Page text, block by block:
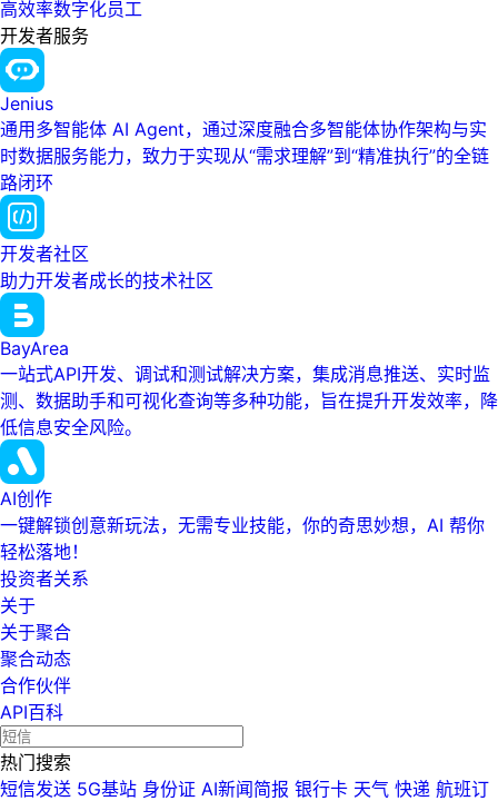
高效率数字化员工
开发者服务
Jenius
通用多智能体 AI Agent，通过深度融合多智能体协作架构与实
时数据服务能力，致力于实现从“需求理解”到“精准执行”的全链
路闭环
开发者社区
助力开发者成长的技术社区
BayArea
一站式API开发、调试和测试解决方案，集成消息推送、实时监
测、数据助手和可视化查询等多种功能，旨在提升开发效率，降
低信息安全风险。
AI创作
一键解锁创意新玩法，无需专业技能，你的奇思妙想，AI 帮你
轻松落地！
投资者关系
关于
关于聚合
聚合动态
合作伙伴
API百科
热门搜索
短信发送 5G基站 身份证 AI新闻简报 银行卡 天气 快递 航班订